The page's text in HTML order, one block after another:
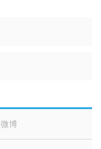
微博